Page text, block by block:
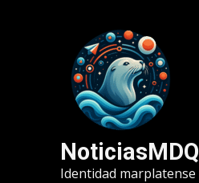
NoticiasMDQ
Identidad marplatense